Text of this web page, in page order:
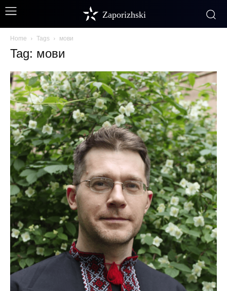
Zaporizhski
Home Tags мови
Tag: мови